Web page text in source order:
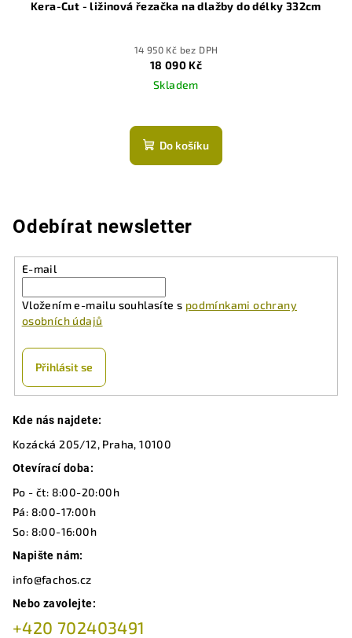
Kera-Cut - ližinová řezačka na dlažby do délky 332cm
14 950 Kč bez DPH
18 090 Kč
Skladem
hodnocení
produktu
hvězdiček.
Do košíku
Odebírat newsletter
E-mail
Vložením e-mailu souhlasíte s podmínkami ochrany
osobních údajů
Přihlásit se
Kde nás najdete:
Kozácká 205/12, Praha, 10100
Otevírací doba:
Po - čt: 8:00-20:00h
Pá: 8:00-17:00h
So: 8:00-16:00h
Napište nám:
info@fachos.cz
Nebo zavolejte:
+420 702403491